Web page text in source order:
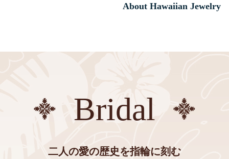
About Hawaiian Jewelry
Bridal
二人の愛の歴史を指輪に刻む